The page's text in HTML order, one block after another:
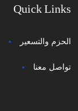
Quick Links
الحزم والتسعير
تواصل معنا